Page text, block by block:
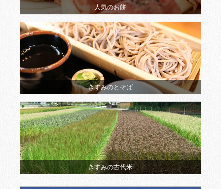
人気のお餅
きすみのとそば
きすみの古代米